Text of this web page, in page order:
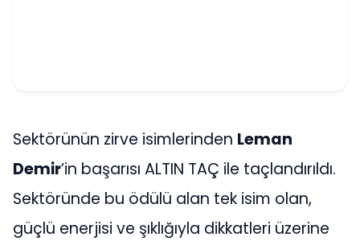
Sektörünün zirve isimlerinden Leman
Demir’in başarısı ALTIN TAÇ ile taçlandırıldı.
Sektöründe bu ödülü alan tek isim olan,
güçlü enerjisi ve şıklığıyla dikkatleri üzerine